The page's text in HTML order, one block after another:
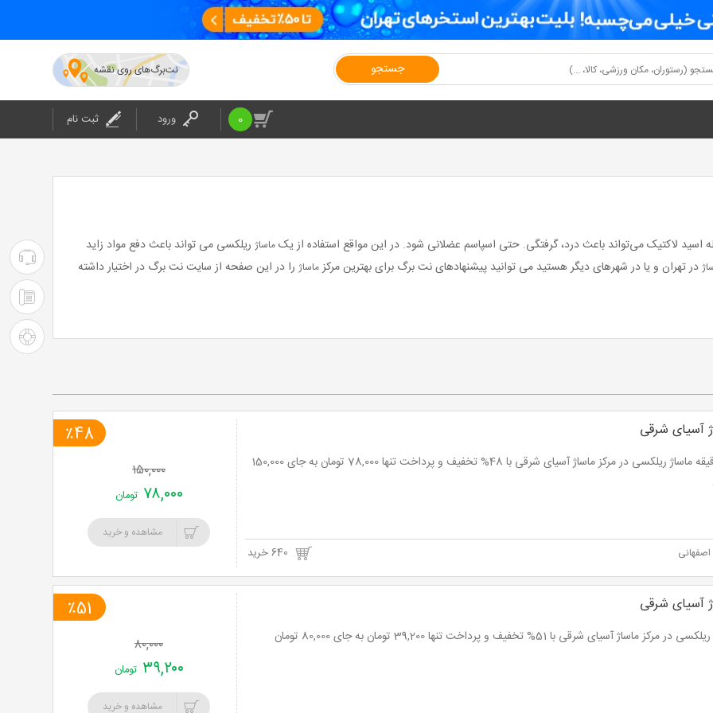
جستجو نت‌برگ‌های روی نقشه
0 ورود ثبت نام
اسید لاکتیک می‌تواند باعث درد، گرفتگی. حتی اسپاسم عضلانی شود. در این مواقع استفاده از یک ماساژ ریلکسی می تواند باعث دفع مواد زاید
در تهران و یا در شهرهای دیگر هستید می توانید پیشنهادهای نت برگ برای بهترین مرکزماساژ را در این صفحه از سایت نت برگ در اختیار داشته
آسیای شرقی
30 دقیقه ماساژ ریلکسی در مرکز ماساژ آسیای شرقی با 48% تخفیف و پرداخت تنها 78,000 تومان به جای 150,000
٪48
۱۵۰,۰۰۰
۷۸,۰۰۰ تومان
مشاهده و خرید
آسیای شرقی
مرکز ماساژ آسیای شرقی با 51% تخفیف و پرداخت تنها 39,200 تومان به جای 80,000 تومان
٪51
۸۰,۰۰۰
۳۹,۲۰۰ تومان
مشاهده و خرید
۰۲۱-۴۲۰۲۴
:
پشتیبانی
۰۲۱-۴۲۰۲۴
: شرکت
راهنمای